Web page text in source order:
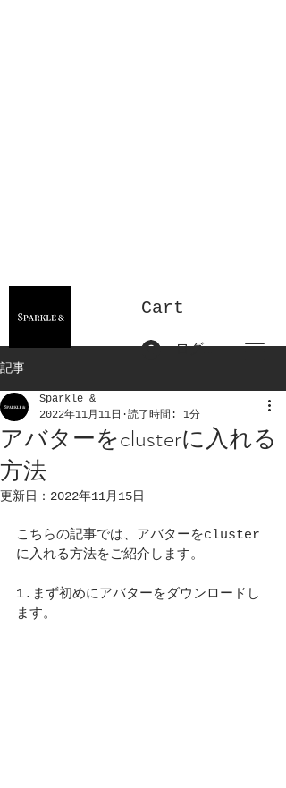
Cart
ログイン
記事
アバターをclusterに入れる
方法
Sparkle &
2022年11月11日
読了時間: 1分
更新日： 2022年11月15日
こちらの記事では、アバターをcluster
に入れる方法をご紹介します。
1.まず初めにアバターをダウンロードし
ます。